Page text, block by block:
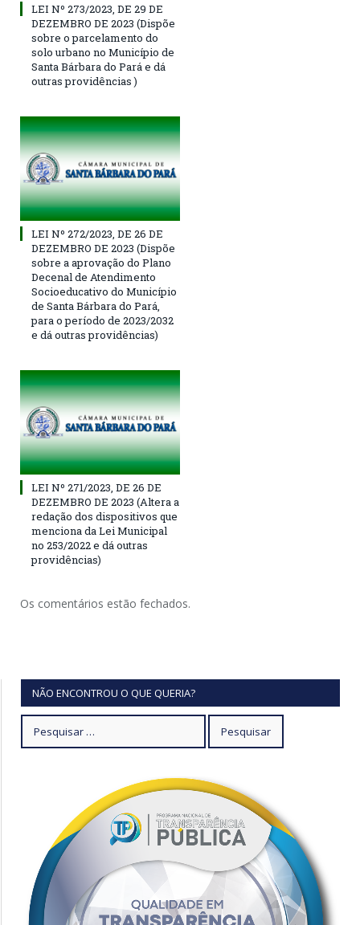
LEI Nº 273/2023, DE 29 DE
DEZEMBRO DE 2023 (Dispõe
sobre o parcelamento do
solo urbano no Município de
Santa Bárbara do Pará e dá
outras providências )
LEI Nº 272/2023, DE 26 DE
DEZEMBRO DE 2023 (Dispõe
sobre a aprovação do Plano
Decenal de Atendimento
Socioeducativo do Município
de Santa Bárbara do Pará,
para o período de 2023/2032
e dá outras providências)
LEI Nº 271/2023, DE 26 DE
DEZEMBRO DE 2023 (Altera a
redação dos dispositivos que
menciona da Lei Municipal
no 253/2022 e dá outras
providências)
Os comentários estão fechados.
NÃO ENCONTROU O QUE QUERIA?